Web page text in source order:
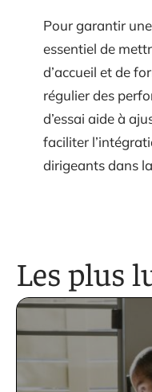
Pour garantir
essentiel de
d’accueil et de
régulier des
d’essai aide à
faciliter
dirigeants dans
Les plus